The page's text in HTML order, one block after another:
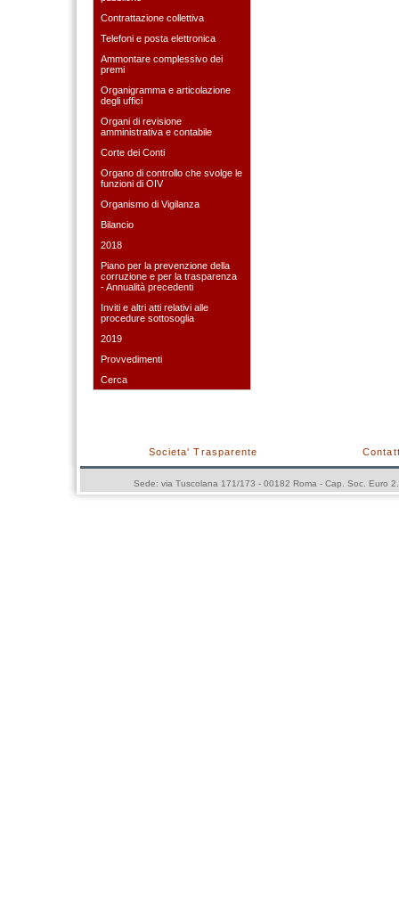
Contrattazione collettiva
Telefoni e posta elettronica
Ammontare complessivo dei
premi
Organigramma e articolazione
degli uffici
Organi di revisione
amministrativa e contabile
Corte dei Conti
Organo di controllo che svolge le
funzioni di OIV
Organismo di Vigilanza
Bilancio
2018
Piano per la prevenzione della
corruzione e per la trasparenza
- Annualità precedenti
Inviti e altri atti relativi alle
procedure sottosoglia
2019
Provvedimenti
Cerca
Societa' Trasparente
Sede: via Tuscolana 171/173 - 00182 Roma - Cap. Soc. Euro